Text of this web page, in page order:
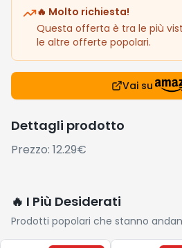
🔥 Molto richiesta!
Questa offerta è tra le più
le altre offerte popolari.
Vai su
Dettagli prodotto
Prezzo: 12.29€
🔥 I Più Desiderati
Prodotti popolari che stanno